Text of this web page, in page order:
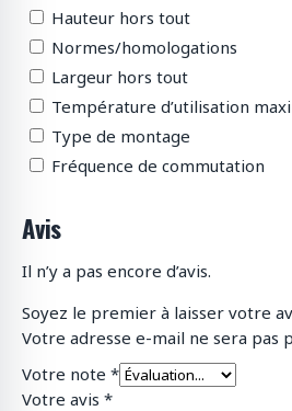
Hauteur hors tout
Normes/homologations
Largeur hors tout
Température d’utilisation
Type de montage
Fréquence de commutation
Avis
Il n’y a pas encore d’avis.
Soyez le premier à laisser votre
Votre adresse e-mail ne sera pas
Votre note *
Votre avis *